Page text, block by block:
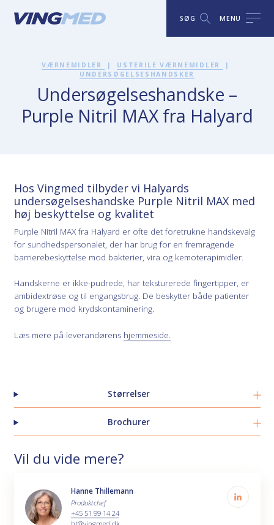
SØG MENU
VÆRNEMIDLER | USTERILE VÆRNEMIDLER
|
UNDERSØGELSESHANDSKER
Undersøgelseshandske –
Purple Nitril MAX fra Halyard
Hos Vingmed tilbyder vi Halyards
undersøgelseshandske Purple Nitril MAX med
høj beskyttelse og kvalitet
Purple Nitril MAX fra Halyard er ofte det foretrukne handskevalg
for sundhedspersonalet, der har brug for en fremragende
barrierebeskyttelse mod bakterier, vira og kemoterapimidler.
Handskerne er ikke-pudrede, har teksturerede fingertipper, er
ambidextrøse og til engangsbrug. De beskytter både patienter
og brugere mod krydskontaminering.
Læs mere på leverandørens hjemmeside.
Størrelser
Brochurer
Vil du vide mere?
Hanne Thillemann
Produktchef
+45 51 99 14 24